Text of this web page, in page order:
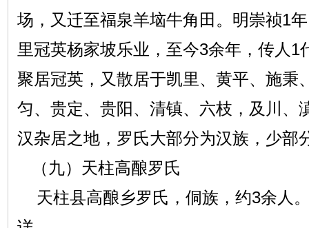
场，又迁至福泉羊垴牛角田。明崇祯1
里冠英杨家坡乐业，至今3余年，传人1
聚居冠英，又散居于凯里、黄平、施秉
匀、贵定、贵阳、清镇、六枝，及川、
汉杂居之地，罗氏大部分为汉族，少部
（九）天柱高酿罗氏
天柱县高酿乡罗氏，侗族，约3余人